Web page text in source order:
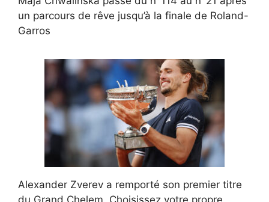
un parcours de rêve jusqu’à la finale de Roland-
Garros
Alexander Zverev a remporté son premier titre
du Grand Chelem. Choisissez votre propre